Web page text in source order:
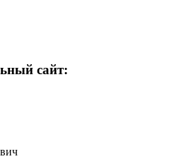
сайт: